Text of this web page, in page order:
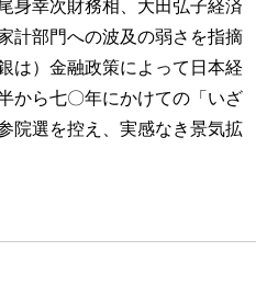
身幸次財務相、大田弘子経済
計部門への波及の弱さを指摘
は）金融政策によって日本経
から七〇年にかけての「いざ
院選を控え、実感なき景気拡